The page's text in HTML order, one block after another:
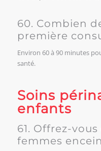
60. Combien
première
Environ 60 à 90 minutes
santé.
Soins
enfants
61. Offrez-
femmes